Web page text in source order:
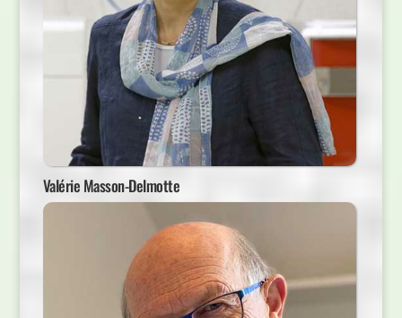
Valérie Masson-Delmotte